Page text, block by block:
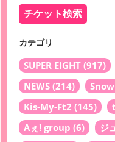
カテゴリ
SUPER EIGHT (917)
NEWS (214)
Kis-My-Ft2 (145)
Aぇ! group (6) ジ